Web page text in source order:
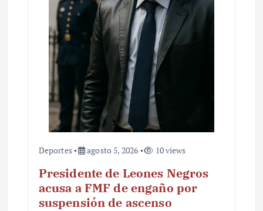
Deportes agosto 5, 2026 10 views
Presidente de Leones Negros
acusa a FMF de engaño por
suspensión de ascenso